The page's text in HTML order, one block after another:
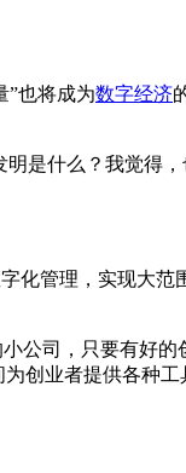
”也将成为数字经济
是什么？我觉得，
化管理，实现大范
公司，只要有好的
创业者提供各种工